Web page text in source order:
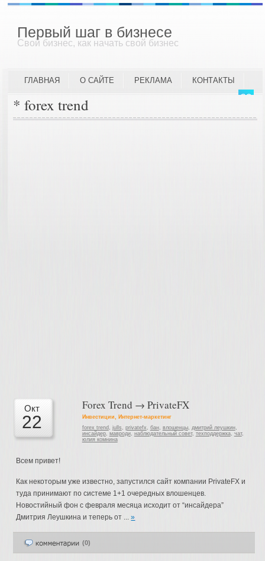
Первый шаг в бизнесе
Свой бизнес, как начать свой бизнес
ГЛАВНАЯ О САЙТЕ РЕКЛАМА КОНТАКТЫ
* forex trend
Окт
22
Forex Trend → PrivateFX
Инвестиции, Интернет-маркетинг
forex trend , julls , privatefx , бан, влошенцы, дмитрий леушкин,
инсайдер, мавроди, наблюдательный совет, техподдержка, чат,
юлия комнина
Всем привет!
Как некоторым уже известно, запустился сайт компании PrivateFX и
туда принимают по системе 1+1 очередных влошенцев.
Новостийный фон с февраля месяца исходит от “инсайдера”
Дмитрия Леушкина и теперь от ...»
(0)